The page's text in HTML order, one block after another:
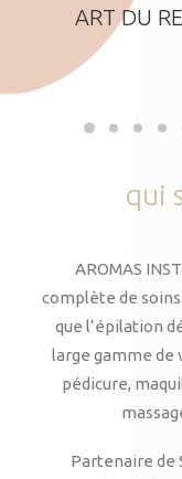
ART DU
qui
AROMAS
complète de
que l’épilation
large gamme de
pédicure,
Partenaire de